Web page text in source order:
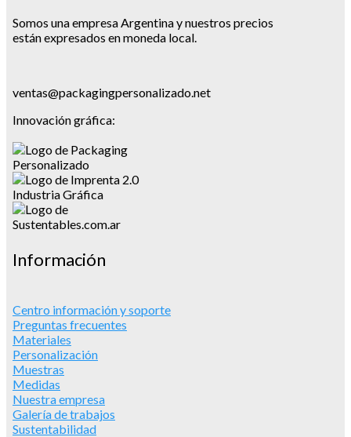
Somos una empresa Argentina y nuestros precios
están expresados en moneda local.
ventas@packagingpersonalizado.net
Innovación gráfica:
Información
Centro información y soporte
Preguntas frecuentes
Materiales
Personalización
Muestras
Medidas
Nuestra empresa
Galería de trabajos
Sustentabilidad